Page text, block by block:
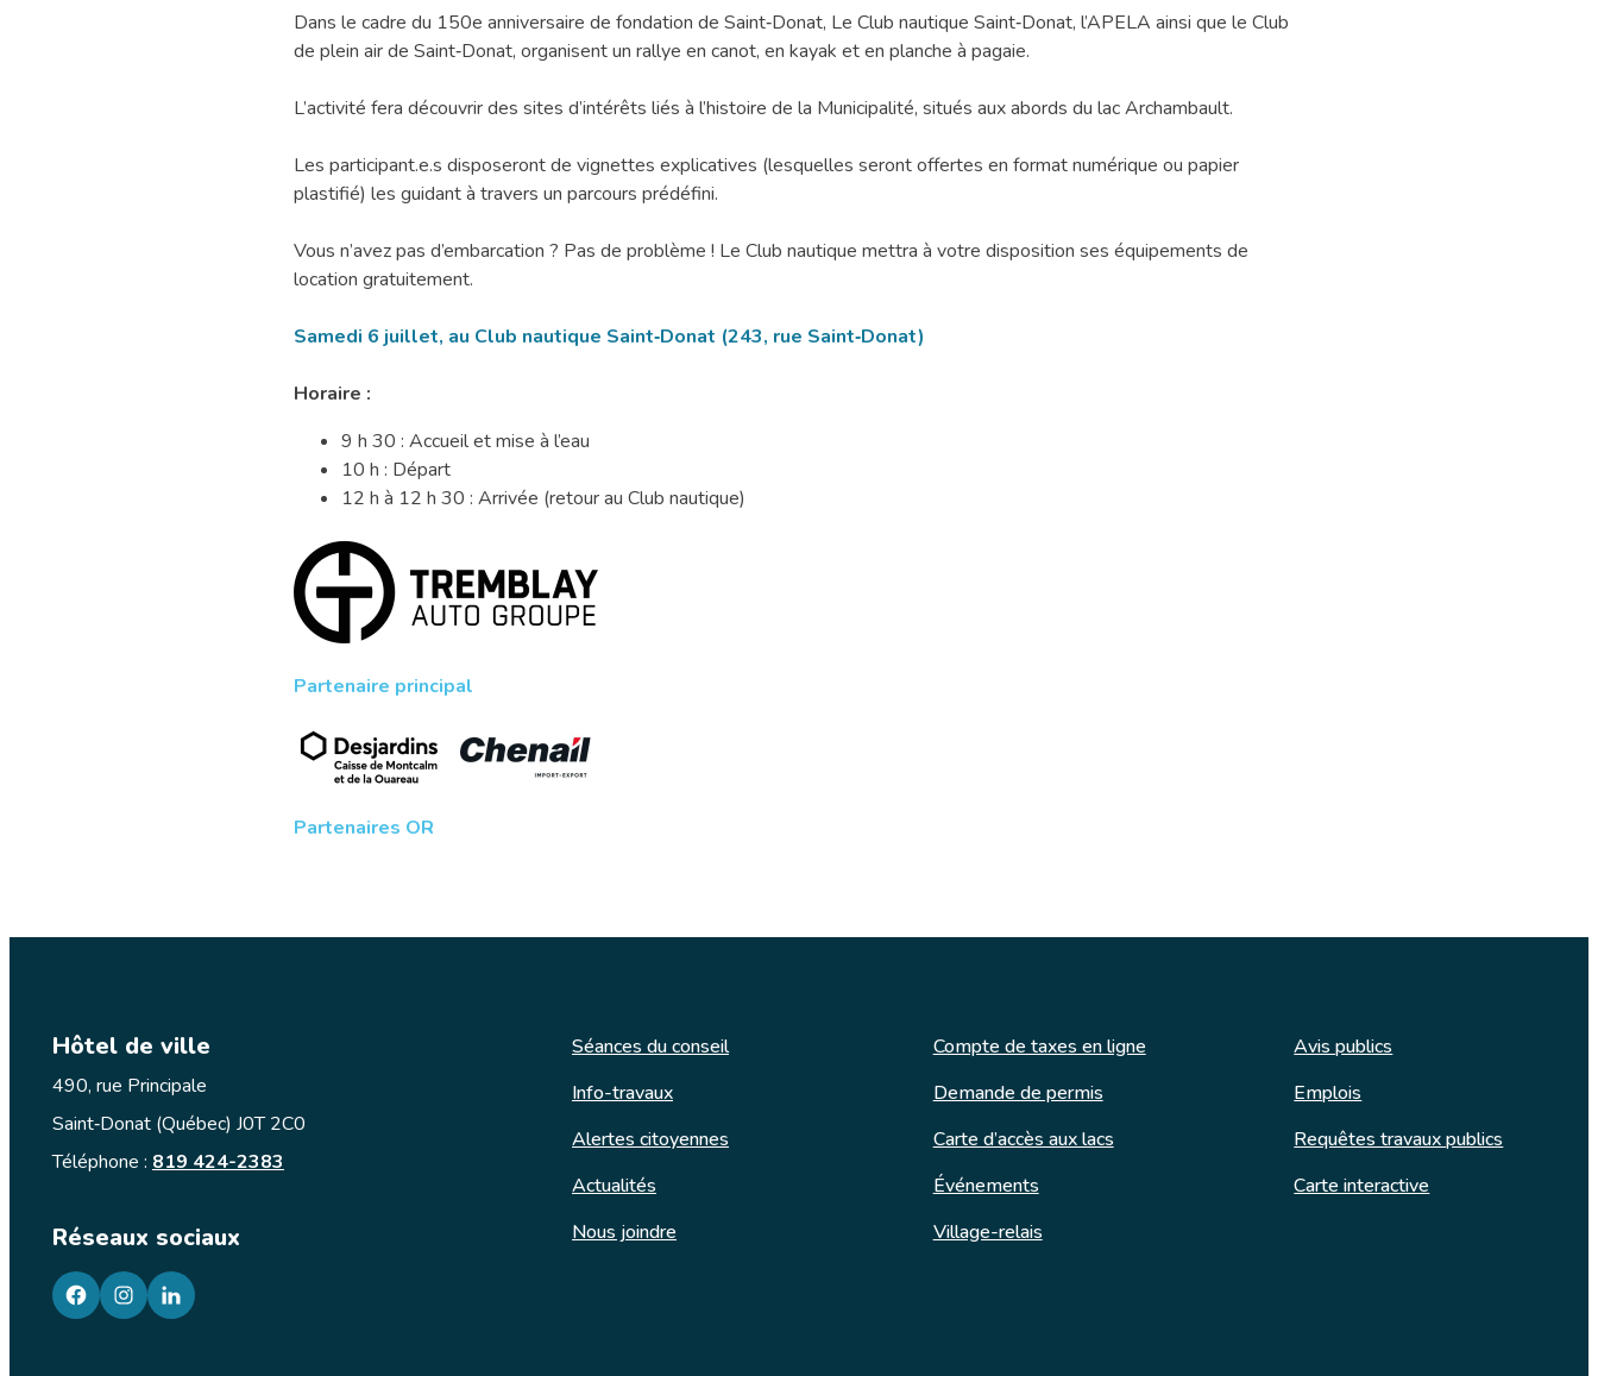
1,
2,
on
!
Dans le cadre du 150e anniversaire de fondation de Saint‑Donat, Le Club nautique Saint‑Donat, l’APELA ainsi que le Club
de plein air de Saint‑Donat, organisent un rallye en canot, en kayak et en planche à pagaie.
L’activité fera découvrir des sites d’intérêts liés à l’histoire de la Municipalité, situés aux abords du lac Archambault.
Les participant.e.s disposeront de vignettes explicatives (lesquelles seront offertes en format numérique ou papier
plastifié) les guidant à travers un parcours prédéfini.
Vous n’avez pas d’embarcation ? Pas de problème ! Le Club nautique mettra à votre disposition ses équipements de
location gratuitement.
Samedi 6 juillet, au Club nautique Saint‑Donat (243, rue Saint‑Donat)
Horaire :
9 h 30 : Accueil et mise à l’eau
10 h : Départ
12 h à 12 h 30 : Arrivée (retour au Club nautique)
1,
3
on
pagaie
!
Partenaire principal
1,
Partenaires OR
Hôtel de ville
490, rue Principale
Saint‑Donat (Québec) J0T 2C0
Téléphone : 819 424-2383
Réseaux sociaux
facebookgoogleplusgoogleplus
Séances du conseil Compte de taxes en ligne
Avis publics
Info-travaux
Demande de permis
Emplois
Alertes citoyennes
Carte d’accès aux lacs
Requêtes travaux publics
Actualités
Événements
Carte interactive
Nous joindre
Village-relais